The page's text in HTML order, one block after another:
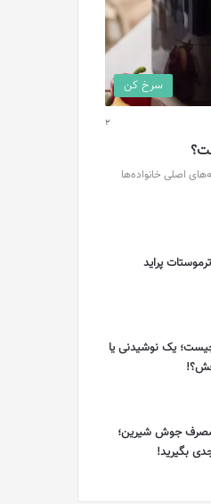
سرخ کن
2
اصلی خانواده‌ها
پراید
یک نوشیدنی یا
مصرف جوش شیرین؛
بگیرید!